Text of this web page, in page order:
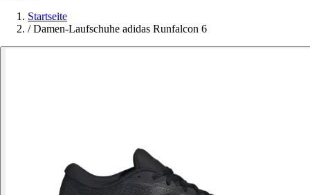
Startseite
/ Damen-Laufschuhe adidas Runfalcon 6